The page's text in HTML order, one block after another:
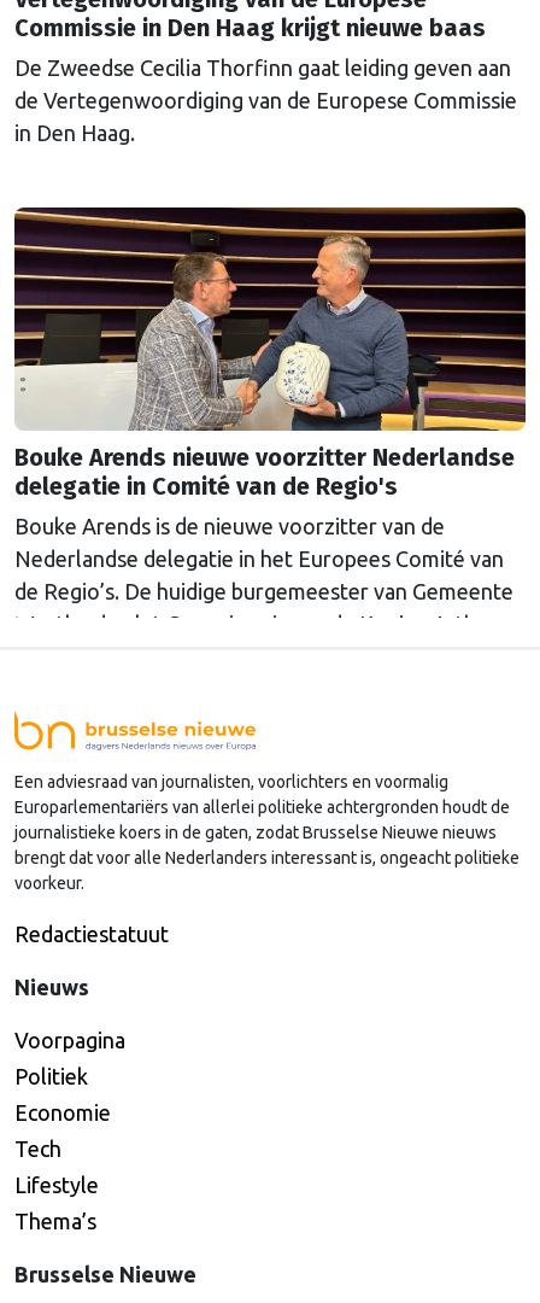
Commissie in Den Haag krijgt nieuwe baas
De Zweedse Cecilia Thorfinn gaat leiding geven aan
de Vertegenwoordiging van de Europese Commissie
in Den Haag.
Bouke Arends nieuwe voorzitter Nederlandse
delegatie in Comité van de Regio's
Bouke Arends is de nieuwe voorzitter van de
Nederlandse delegatie in het Europees Comité van
de Regio’s. De huidige burgemeester van Gemeente
Westland volgt Commissaris van de Koning Arthur
Nederlandse regio’s behoorlijk succesvol in hun
lobby in Brussel, en dat komt vooral omdat …
Continued
Een adviesraad van journalisten, voorlichters en voormalig
Europarlementariërs van allerlei politieke achtergronden houdt de
journalistieke koers in de gaten, zodat Brusselse Nieuwe nieuws
brengt dat voor alle Nederlanders interessant is, ongeacht politieke
voorkeur.
Redactiestatuut
Nieuws
Voorpagina
Politiek
Economie
Tech
Lifestyle
Thema’s
Brusselse Nieuwe